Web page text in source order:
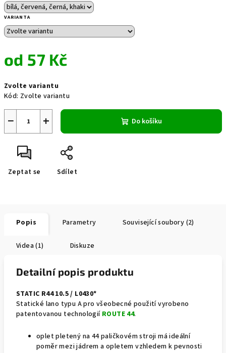
VARIANTA
od 57 Kč
cena:
Zvolte variantu
Kód: Zvolte variantu
+
− Do košíku
Zeptat se Sdílet
Popis Parametry Související soubory (2)
Videa (1) Diskuze
Detailní popis produktu
STATIC R44 10.5 / L0430*
Statické lano typu A pro všeobecné použití vyrobeno
patentovanou technologií ROUTE 44.
oplet pletený na 44 paličkovém stroji má ideální
poměr mezi jádrem a opletem vzhledem k pevnosti